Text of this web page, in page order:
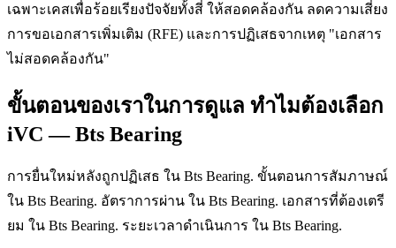
เฉพาะเคสเพื่อร้อยเรียงปัจจัยทั้งสี่ ให้สอดคล้องกัน ลดความเสี่ยง
การขอเอกสารเพิ่มเติม (RFE) และการปฏิเสธจากเหตุ "เอกสาร
ไม่สอดคล้องกัน"
ขั้นตอนของเราในการดูแล ทำไมต้องเลือก
iVC — Bts Bearing
การยื่นใหม่หลังถูกปฏิเสธ ใน Bts Bearing. ขั้นตอนการสัมภาษณ์
ใน Bts Bearing. อัตราการผ่าน ใน Bts Bearing. เอกสารที่ต้องเตรี
ยม ใน Bts Bearing. ระยะเวลาดำเนินการ ใน Bts Bearing.